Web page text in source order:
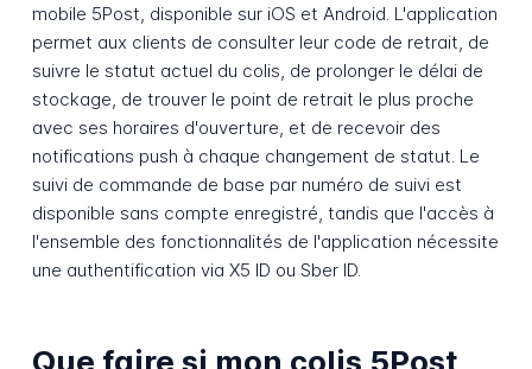
mobile 5Post, disponible sur iOS et Android. L'application
permet aux clients de consulter leur code de retrait, de
suivre le statut actuel du colis, de prolonger le délai de
stockage, de trouver le point de retrait le plus proche
avec ses horaires d'ouverture, et de recevoir des
notifications push à chaque changement de statut. Le
suivi de commande de base par numéro de suivi est
disponible sans compte enregistré, tandis que l'accès à
l'ensemble des fonctionnalités de l'application nécessite
une authentification via X5 ID ou Sber ID.
Que faire si mon colis 5Post